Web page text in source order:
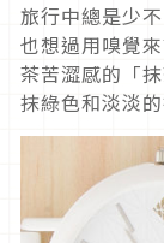
旅行中總是少
也想過用嗅覺
茶苦澀感的「
抹綠色和淡淡